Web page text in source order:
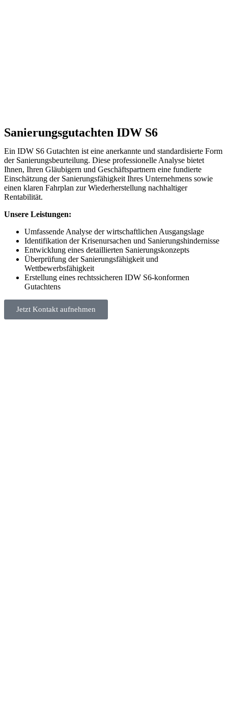
Sanierungsgutachten IDW S6
Ein IDW S6 Gutachten ist eine anerkannte und standardisierte Form
der Sanierungsbeurteilung. Diese professionelle Analyse bietet
Ihnen, Ihren Gläubigern und Geschäftspartnern eine fundierte
Einschätzung der Sanierungsfähigkeit Ihres Unternehmens sowie
einen klaren Fahrplan zur Wiederherstellung nachhaltiger
Rentabilität.
Unsere Leistungen:
Umfassende Analyse der wirtschaftlichen Ausgangslage
Identifikation der Krisenursachen und Sanierungshindernisse
Entwicklung eines detaillierten Sanierungskonzepts
Überprüfung der Sanierungsfähigkeit und
Wettbewerbsfähigkeit
Erstellung eines rechtssicheren IDW S6-konformen
Gutachtens
Jetzt Kontakt aufnehmen